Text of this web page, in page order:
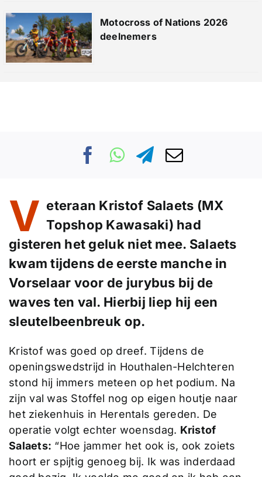
Motocross of Nations 2026
deelnemers
V eteraan Kristof Salaets (MX
Topshop Kawasaki) had
gisteren het geluk niet mee. Salaets
kwam tijdens de eerste manche in
Vorselaar voor de jurybus bij de
waves ten val. Hierbij liep hij een
sleutelbeenbreuk op.
Kristof was goed op dreef. Tijdens de
openingswedstrijd in Houthalen-Helchteren
stond hij immers meteen op het podium. Na
zijn val was Stoffel nog op eigen houtje naar
het ziekenhuis in Herentals gereden. De
operatie volgt echter woensdag. Kristof
Salaets: “Hoe jammer het ook is, ook zoiets
hoort er spijtig genoeg bij. Ik was inderdaad